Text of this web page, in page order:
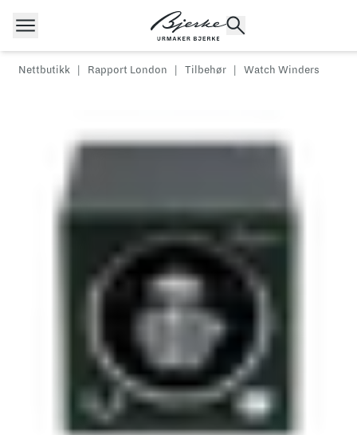
Hopp til innhold
Nettbutikk Rapport London Tilbehør Watch Winders